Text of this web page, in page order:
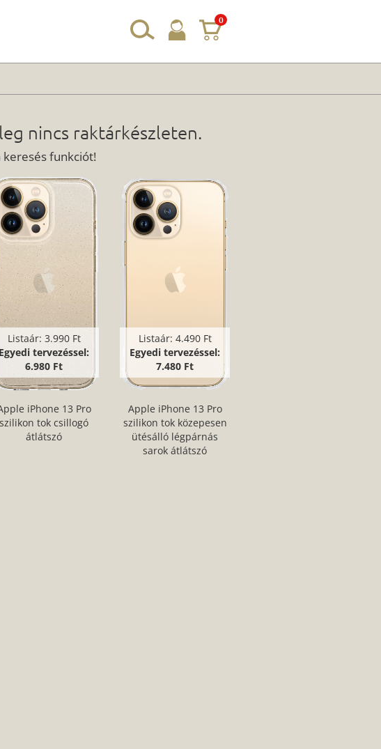
0
nincs raktárkészleten.
keresés funkciót!
Listaár: 3.990 Ft
Egyedi tervezéssel:
6.980 Ft
iPhone 13 Pro
szilikon tok csillogó
átlátszó
Listaár: 4.490 Ft
Egyedi tervezéssel:
7.480 Ft
Apple iPhone 13 Pro
szilikon tok közepesen
ütésálló légpárnás
sarok átlátszó